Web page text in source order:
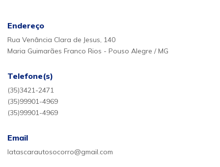
Endereço
Rua Venância Clara de Jesus, 140
Maria Guimarães Franco Rios - Pouso Alegre / MG
Telefone(s)
(35)3421-2471
(35)99901-4969
(35)99901-4969
Email
latascarautosocorro@gmail.com